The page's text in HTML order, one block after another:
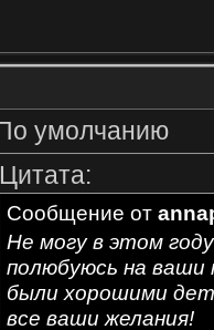
Цитата:
Сообщение от
Не могу в этом
полюбуюсь на ваши
были хорошими
все ваши желания!